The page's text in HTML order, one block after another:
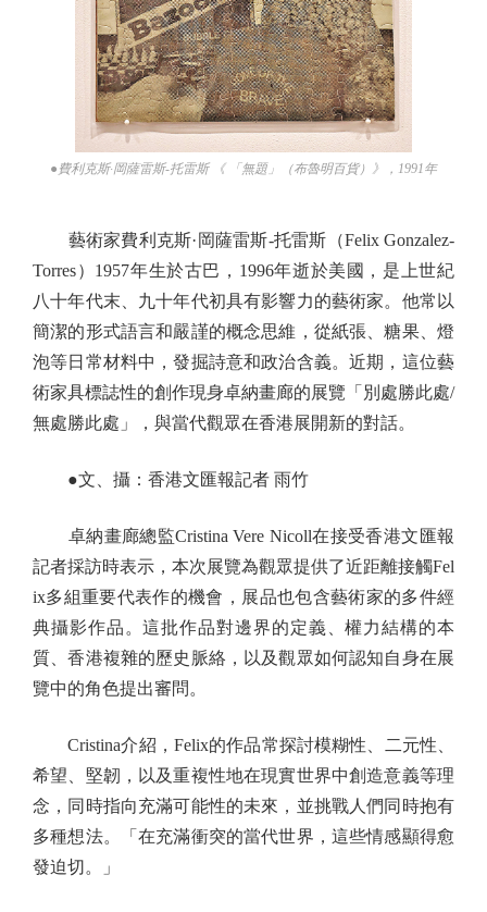
●費利克斯·岡薩雷斯-托雷斯 《 「無題」（布魯明百貨）》，1991年
藝術家費利克斯·岡薩雷斯-托雷斯（Felix Gonzalez-
Torres）1957年生於古巴，1996年逝於美國，是上世紀
八十年代末、九十年代初具有影響力的藝術家。他常以
簡潔的形式語言和嚴謹的概念思維，從紙張、糖果、燈
泡等日常材料中，發掘詩意和政治含義。近期，這位藝
術家具標誌性的創作現身卓納畫廊的展覽「別處勝此處/
無處勝此處」，與當代觀眾在香港展開新的對話。
●文、攝：香港文匯報記者 雨竹
卓納畫廊總監Cristina Vere Nicoll在接受香港文匯報
記者採訪時表示，本次展覽為觀眾提供了近距離接觸Fel
ix多組重要代表作的機會，展品也包含藝術家的多件經
典攝影作品。這批作品對邊界的定義、權力結構的本
質、香港複雜的歷史脈絡，以及觀眾如何認知自身在展
覽中的角色提出審問。
Cristina介紹，Felix的作品常探討模糊性、二元性、
希望、堅韌，以及重複性地在現實世界中創造意義等理
念，同時指向充滿可能性的未來，並挑戰人們同時抱有
多種想法。「在充滿衝突的當代世界，這些情感顯得愈
發迫切。」